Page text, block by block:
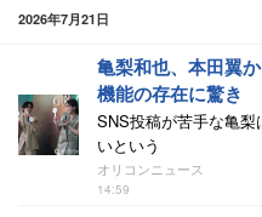
2026年7月21日
亀梨和也、本田翼
機能の存在に驚き
SNS投稿が苦手な亀
いという
オリコンニュース
14:59